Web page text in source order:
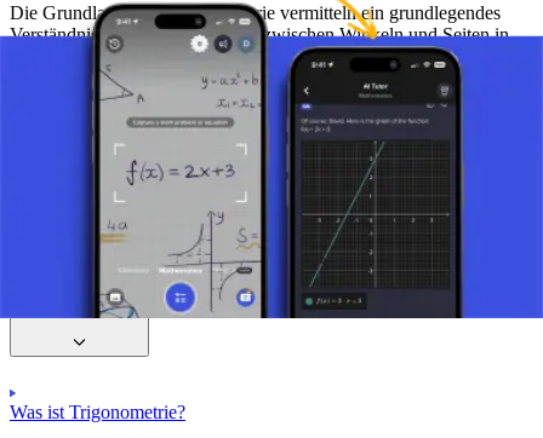
Die Grundlagen der Trigonometrie vermitteln ein grundlegendes
Verständnis für die Beziehungen zwischen Winkeln und Seiten in
Dreiecken. Dieses Wissen ist für Studenten, Ingenieure,
Wissenschaftler und alle, die sich mit technischen und
geometrischen Problemen beschäftigen, unerlässlich. Das Verstehen
dieser Grundlagen ist der erste Schritt zu einer tieferen Erforschung
der mathematischen Welt.
Machen Sie ein Foto von Ihrer Aufgabe und nutzen Sie den KI-
Winkelfunktionen
Was ist Trigonometrie?